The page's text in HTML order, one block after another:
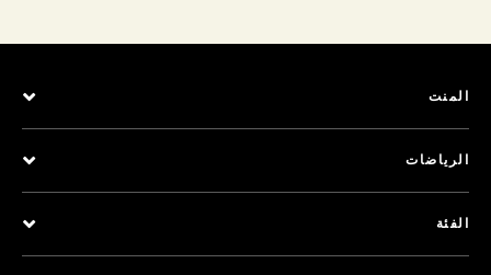
المنت
الرياضات
الفئة